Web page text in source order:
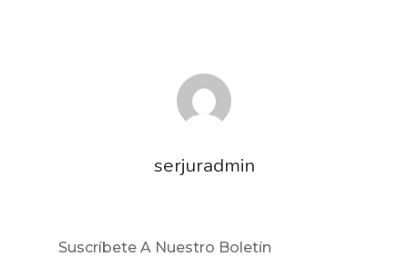
serjuradmin
Suscríbete A Nuestro BoletínCafé Jurídico